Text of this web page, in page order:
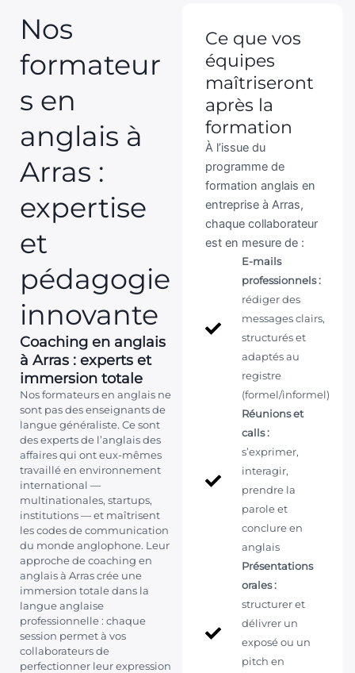
Nos
formateur
s en
anglais à
Arras :
expertise
et
pédagogie
innovante
Coaching en anglais
à Arras : experts et
immersion totale
Nos formateurs en anglais ne
sont pas des enseignants de
langue généraliste. Ce sont
des experts de l’anglais des
affaires qui ont eux-mêmes
travaillé en environnement
international —
multinationales, startups,
institutions — et maîtrisent
les codes de communication
du monde anglophone. Leur
approche de coaching en
anglais à Arras crée une
immersion totale dans la
langue anglaise
professionnelle : chaque
session permet à vos
collaborateurs de
perfectionner leur expression
Ce que vos
équipes
maîtriseront
après la
formation
À l’issue du
programme de
formation anglais en
entreprise à Arras,
chaque collaborateur
est en mesure de :
E-mails
professionnels :
rédiger des
messages clairs,
structurés et
adaptés au
registre
(formel/informel)
Réunions et
calls :
s’exprimer,
interagir,
prendre la
parole et
conclure en
anglais
Présentations
orales :
structurer et
délivrer un
exposé ou un
pitch en